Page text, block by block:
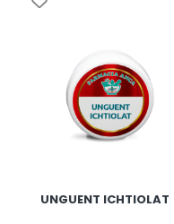
UNGUENT ICHTIOLAT